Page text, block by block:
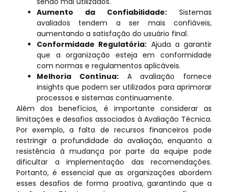
Aumento da Confiabilidade: Sistemas
avaliados tendem a ser mais confiáveis,
aumentando a satisfação do usuário final.
Conformidade Regulatória: Ajuda a garantir
que a organização esteja em conformidade
com normas e regulamentos aplicáveis.
Melhoria Contínua:A avaliação fornece
insights que podem ser utilizados para aprimorar
processos e sistemas continuamente.
Além dos benefícios, é importante considerar as
limitações e desafios associados à Avaliação Técnica.
Por exemplo, a falta de recursos financeiros pode
restringir a profundidade da avaliação, enquanto a
resistência à mudança por parte da equipe pode
dificultar a implementação das recomendações.
Portanto, é essencial que as organizações abordem
esses desafios de forma proativa, garantindo que a